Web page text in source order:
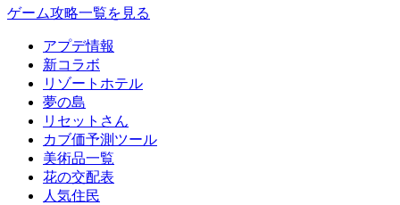
ゲーム攻略一覧を見る
アプデ情報
新コラボ
リゾートホテル
夢の島
リセットさん
カブ価予測ツール
美術品一覧
花の交配表
人気住民